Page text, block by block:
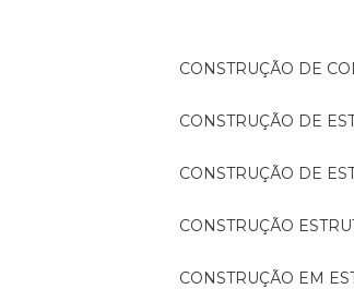
CONSTRUÇÃO DE
CONSTRUÇÃO DE
CONSTRUÇÃO DE
CONSTRUÇÃO
CONSTRUÇÃO EM